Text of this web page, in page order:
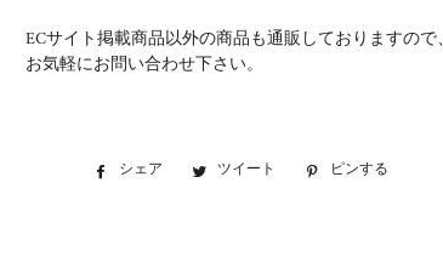
ECサイト掲載商品以外の商品も通販しておりますので、
お気軽にお問い合わせ下さい。
シェア
Facebookツイート
Twitter ピンする